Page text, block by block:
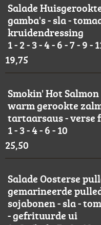
Salade
gamba's - sla -
kruidendressing
1 - 2 - 3 - 4 - 6 - 7 - 9 -
19,75
Smokin' Hot Salmon
warm gerookte
tartaarsaus - verse
1 - 3 - 4 - 6 - 10
25,50
Salade Oosterse
gemarineerde
sojabonen - sla -
- gefrituurde ui